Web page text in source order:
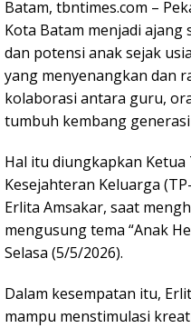
Batam, tbntimes.com –
Kota Batam menjadi
dan potensi anak sejak
yang menyenangkan dan
kolaborasi antara guru,
tumbuh kembang generasi
Hal itu diungkapkan Ketua
Kesejahteran Keluarga
Erlita Amsakar, saat
mengusung tema “Anak
Selasa (5/5/2026).
Dalam kesempatan itu,
mampu menstimulasi